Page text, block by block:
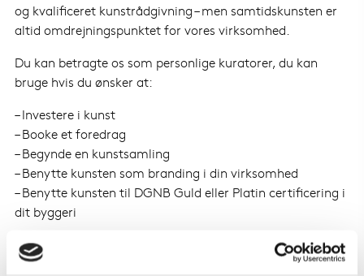
og kvalificeret kunstrådgivning – men samtidskunsten er
altid omdrejningspunktet for vores virksomhed.
Du kan betragte os som personlige kuratorer, du kan
bruge hvis du ønsker at:
– Investere i kunst
– Booke et foredrag
– Begynde en kunstsamling
– Benytte kunsten som branding i din virksomhed
– Benytte kunsten til DGNB Guld eller Platin certificering i
dit byggeri